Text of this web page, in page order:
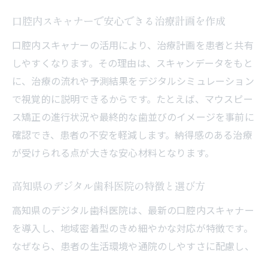
口腔内スキャナーで安心できる治療計画を作成
口腔内スキャナーの活用により、治療計画を患者と共有
しやすくなります。その理由は、スキャンデータをもと
に、治療の流れや予測結果をデジタルシミュレーション
で視覚的に説明できるからです。たとえば、マウスピー
ス矯正の進行状況や最終的な歯並びのイメージを事前に
確認でき、患者の不安を軽減します。納得感のある治療
が受けられる点が大きな安心材料となります。
高知県のデジタル歯科医院の特徴と選び方
高知県のデジタル歯科医院は、最新の口腔内スキャナー
を導入し、地域密着型のきめ細やかな対応が特徴です。
なぜなら、患者の生活環境や通院のしやすさに配慮し、